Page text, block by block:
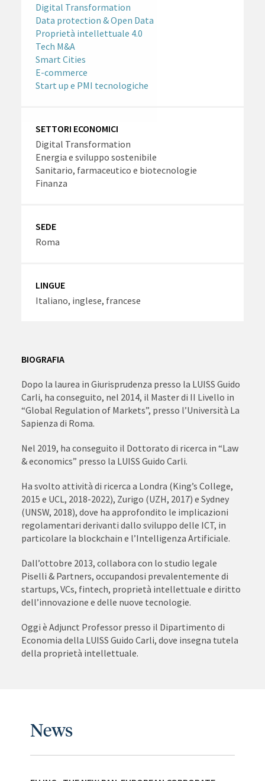
Digital Transformation
Data protection & Open Data
Proprietà intellettuale 4.0
Tech M&A
Smart Cities
E-commerce
Start up e PMI tecnologiche
SETTORI ECONOMICI
Digital Transformation
Energia e sviluppo sostenibile
Sanitario, farmaceutico e biotecnologie
Finanza
SEDE
Roma
LINGUE
Italiano, inglese, francese
BIOGRAFIA
Dopo la laurea in Giurisprudenza presso la LUISS Guido
Carli, ha conseguito, nel 2014, il Master di II Livello in
“Global Regulation of Markets”, presso l’Università La
Sapienza di Roma.
Nel 2019, ha conseguito il Dottorato di ricerca in “Law
& economics” presso la LUISS Guido Carli.
Ha svolto attività di ricerca a Londra (King’s College,
2015 e UCL, 2018-2022), Zurigo (UZH, 2017) e Sydney
(UNSW, 2018), dove ha approfondito le implicazioni
regolamentari derivanti dallo sviluppo delle ICT, in
particolare la blockchain e l’Intelligenza Artificiale.
Dall’ottobre 2013, collabora con lo studio legale
Piselli & Partners, occupandosi prevalentemente di
startups, VCs, fintech, proprietà intellettuale e diritto
dell’innovazione e delle nuove tecnologie.
Oggi è Adjunct Professor presso il Dipartimento di
Economia della LUISS Guido Carli, dove insegna tutela
della proprietà intellettuale.
News